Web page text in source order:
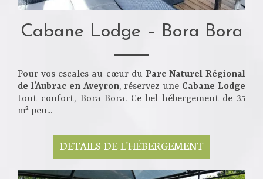
Cabane Lodge – Bora Bora
Pour vos escales au cœur du Parc Naturel Régional
de l’Aubrac en Aveyron, réservez une Cabane Lodge
tout confort, Bora Bora. Ce bel hébergement de 35
m² peu...
DETAILS DE L'HÉBERGEMENT